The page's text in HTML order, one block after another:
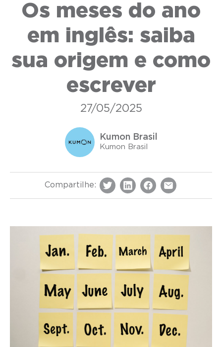
Os meses do ano
em inglês: saiba
sua origem e como
escrever
27/05/2025
Kumon Brasil
Kumon Brasil
Compartilhe: